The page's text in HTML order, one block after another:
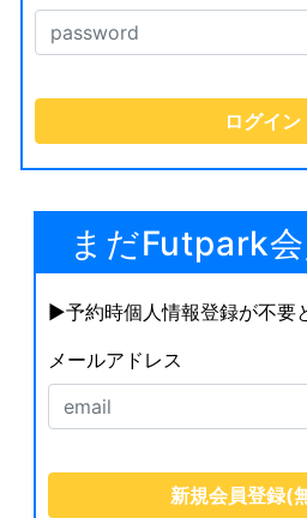
まだFutpark
▶︎予約時個人情報登録が不要
メールアドレス